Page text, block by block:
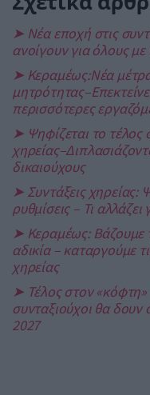
➤ Νέα εποχή στις
ανοίγουν για όλους
➤ Κεραμέως:Νέα
περισσότερες
➤ Ψηφίζεται το τέλος
δικαιούχους
➤ Συντάξεις χηρείας:
ρυθμίσεις – Τι αλλάζει
➤ Κεραμέως: Βάζουμε
αδικία – καταργούμε
χηρείας
➤ Τέλος στον
συνταξιούχοι θα δουν
2027